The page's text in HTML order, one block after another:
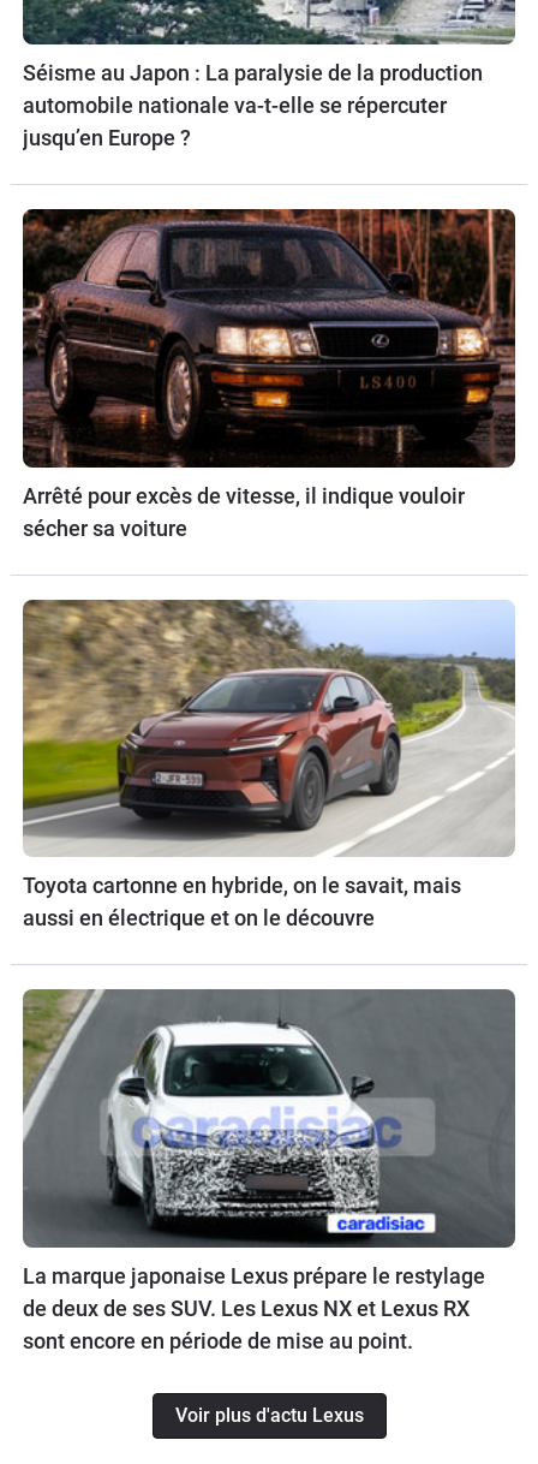
Séisme au Japon : La paralysie de la production
automobile nationale va-t-elle se répercuter
jusqu’en Europe ?
Arrêté pour excès de vitesse, il indique vouloir
sécher sa voiture
Toyota cartonne en hybride, on le savait, mais
aussi en électrique et on le découvre
La marque japonaise Lexus prépare le restylage
de deux de ses SUV. Les Lexus NX et Lexus RX
sont encore en période de mise au point.
Voir plus d'actu Lexus